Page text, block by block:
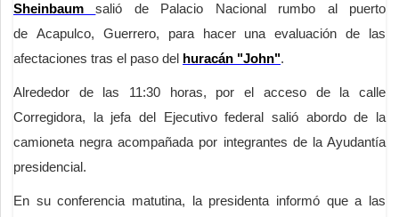
Sheinbaumsalió de Palacio Nacional rumbo al puerto
de Acapulco, Guerrero, para hacer una evaluación de las
afectaciones tras el paso del huracán "John".
Alrededor de las 11:30 horas, por el acceso de la calle
Corregidora, la jefa del Ejecutivo federal salió abordo de la
camioneta negra acompañada por integrantes de la Ayudantía
presidencial.
En su conferencia matutina, la presidenta informó que a las